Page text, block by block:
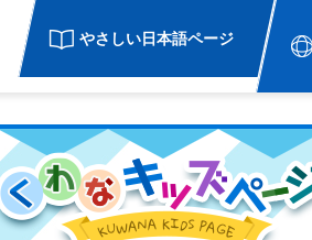
やさしい日本語ページ